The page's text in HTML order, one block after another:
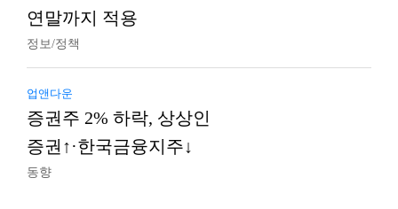
연말까지 적용
정보/정책
업앤다운
증권주 2% 하락, 상상인
증권↑·한국금융지주↓
동향